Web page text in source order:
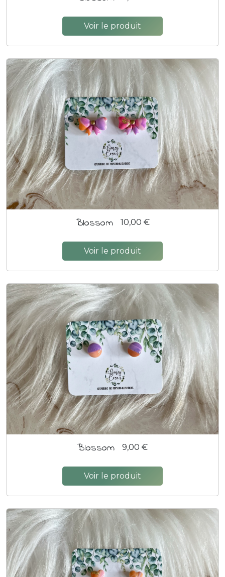
Voir le produit
Blossom 10,00 €
Voir le produit
Blossom 9,00 €
Voir le produit